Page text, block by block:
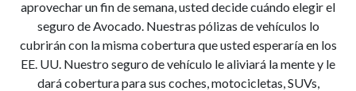
aprovechar un fin de semana, usted decide cuándo elegir el
seguro de Avocado. Nuestras pólizas de vehículos lo
cubrirán con la misma cobertura que usted esperaría en los
EE. UU. Nuestro seguro de vehículo le aliviará la mente y le
dará cobertura para sus coches, motocicletas, SUVs,